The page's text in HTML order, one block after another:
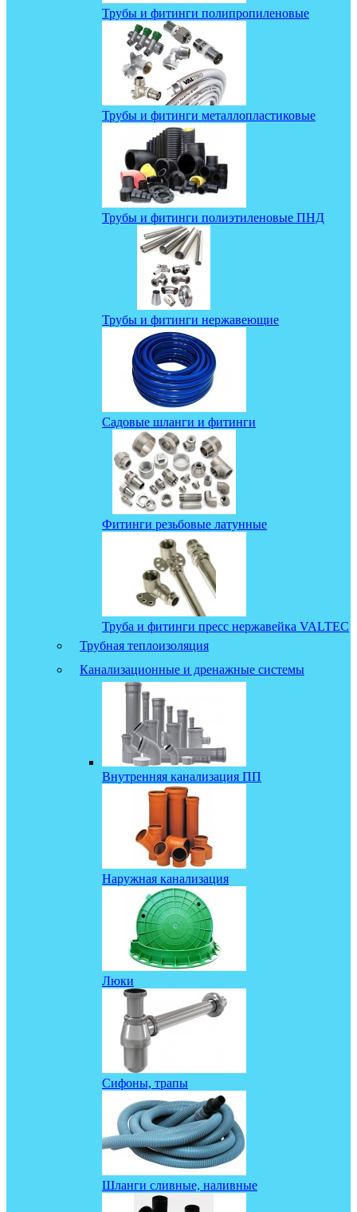
Трубы и фитинги полипропиленовые
Трубы и фитинги металлопластиковые
Трубы и фитинги полиэтиленовые ПНД
Трубы и фитинги нержавеющие
Садовые шланги и фитинги
Фитинги резьбовые латунные
Труба и фитинги пресс нержавейка VALTEC
Трубная теплоизоляция
Канализационные и дренажные системы
Внутренняя канализация ПП
Наружная канализация
Люки
Сифоны, трапы
Шланги сливные, наливные